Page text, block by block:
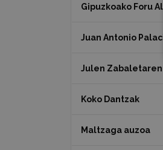
Gipuzkoako Foru
Juan Antonio
Julen Zabaletaren
Koko Dantzak
Maltzaga auzoa